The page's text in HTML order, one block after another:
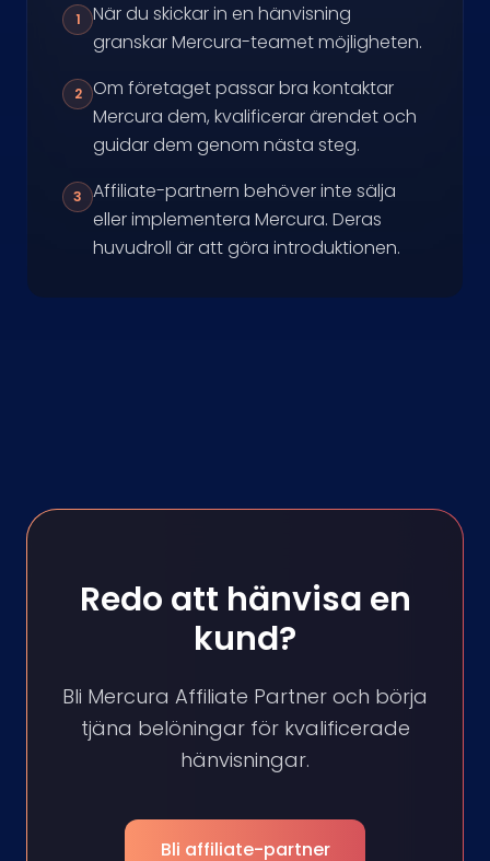
1
När du skickar in en hänvisning
granskar Mercura-teamet möjligheten.
2
Om företaget passar bra kontaktar
Mercura dem, kvalificerar ärendet och
guidar dem genom nästa steg.
3
Affiliate-partnern behöver inte sälja
eller implementera Mercura. Deras
huvudroll är att göra introduktionen.
Redo att hänvisa en
kund?
Bli Mercura Affiliate Partner och börja
tjäna belöningar för kvalificerade
hänvisningar.
Bli affiliate-partner